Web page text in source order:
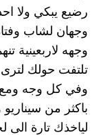
رضيع يبكي ولا
وجهان لشاب
وجهه لاربعينية
تلتفت حولك
وفي كل وجه
باكثر من
لياخذك تارة